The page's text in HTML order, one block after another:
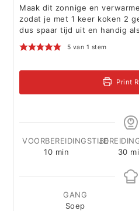
Maak dit zonnige en
zodat je met 1 keer koken 2
dus spaar tijd uit en handig
5 van 1 stem
Print
VOORBEREIDINGSTIJD
10minuten
min
30
GANG
Soep